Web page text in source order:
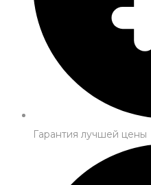
Гарантия лучшей цены